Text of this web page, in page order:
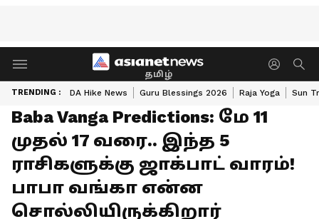
தமிழ்
TRENDING : DA Hike News Guru Blessings 2026 Raja Yoga Sun
Baba Vanga Predictions: மே 11
முதல் 17 வரை.. இந்த 5
ராசிகளுக்கு ஜாக்பாட் வாரம்!
பாபா வங்கா என்ன
சொல்லியிருக்கிறார்